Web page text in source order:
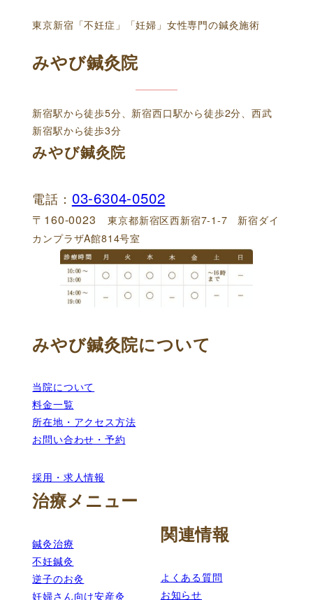
東京新宿「不妊症」「妊婦」女性専門の鍼灸施術
みやび鍼灸院
新宿駅から徒歩5分、新宿西口駅から徒歩2分、西武
新宿駅から徒歩3分
みやび鍼灸院
電話： 03-6304-0502
〒160-0023東京都新宿区西新宿7-1-7 新宿ダイ
カンプラザA館814号室
みやび鍼灸院について
当院について
料金一覧
所在地・アクセス方法
お問い合わせ・予約
採用・求人情報
治療メニュー
鍼灸治療
不妊鍼灸
逆子のお灸
妊婦さん向け安産灸
関連情報
よくある質問
お知らせ